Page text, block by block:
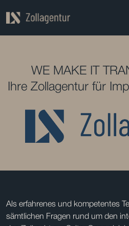
WE MAKE IT
Ihre Zollagentur für
Als erfahrenes und kompetentes
sämtlichen Fragen rund um den